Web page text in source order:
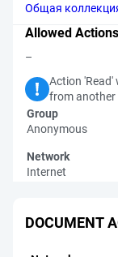
Общая
Allowed Actions
–
Action 'Read'
from
Group
Anonymous
Network
Internet
DOCUMENT